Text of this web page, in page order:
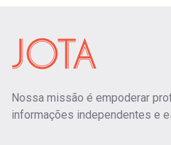
Nossa missão é empoderar
informações independentes e